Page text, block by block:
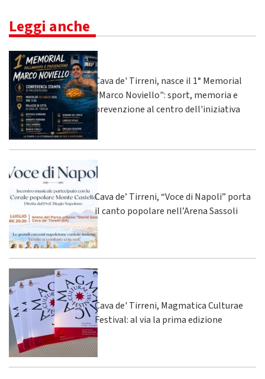
Leggi anche
Cava de' Tirreni, nasce il 1° Memorial
"Marco Noviello": sport, memoria e
prevenzione al centro dell'iniziativa
Cava de’ Tirreni, “Voce di Napoli” porta
il canto popolare nell’Arena Sassoli
Cava de' Tirreni, Magmatica Culturae
Festival: al via la prima edizione